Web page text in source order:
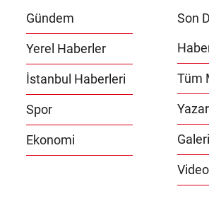
Gündem
Yerel Haberler
İstanbul Haberleri
Spor
Ekonomi
Son
Tüm